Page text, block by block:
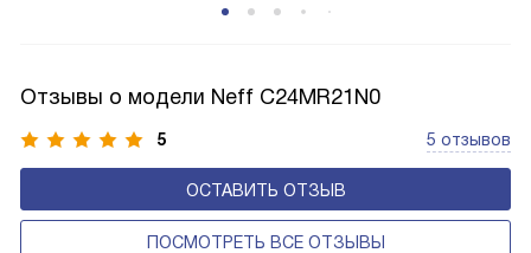
Отзывы о модели Neff C24MR21N0
5 5 отзывов
ОСТАВИТЬ ОТЗЫВ
ПОСМОТРЕТЬ ВСЕ ОТЗЫВЫ